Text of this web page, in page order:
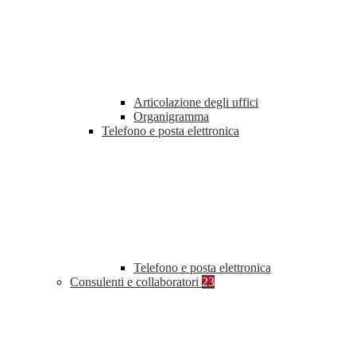
Articolazione degli uffici
Organigramma
Telefono e posta elettronica
Telefono e posta elettronica
Consulenti e collaboratori 23